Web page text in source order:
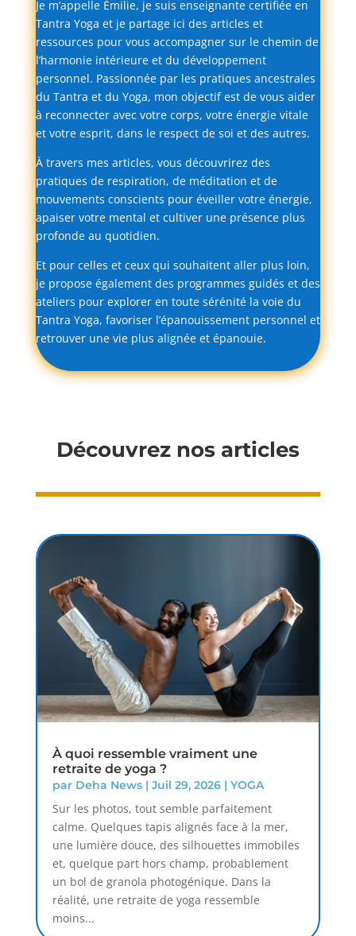
Je m’appelle Émilie, je suis enseignante certifiée en
Tantra Yoga et je partage ici des articles et
ressources pour vous accompagner sur le chemin de
l’harmonie intérieure et du développement
personnel. Passionnée par les pratiques ancestrales
du Tantra et du Yoga, mon objectifest de vous aider
à reconnecter avec votre corps, votre énergie vitale
et votre esprit, dans le respect de soi et des autres.
À travers mes articles, vous découvrirez des
pratiques de respiration, de méditation et de
mouvements conscients pour éveiller votre énergie,
apaiser votre mental et cultiver une présence plus
profonde au quotidien.
Et pour celles et ceux qui souhaitent aller plus loin,
je propose également des programmes guidés et des
ateliers pour explorer en toute sérénité la voie du
Tantra Yoga, favoriser l’épanouissement personnel et
retrouver une vie plus alignée et épanouie.
Découvrez nos articles
À quoi ressemble vraiment une
retraite de yoga ?
par Deha News| Juil 29, 2026| YOGA
Sur les photos, tout semble parfaitement
calme. Quelques tapis alignés face à la mer,
une lumière douce, des silhouettes immobiles
et, quelque part hors champ, probablement
un bol de granola photogénique. Dans la
réalité, une retraite de yoga ressemble
moins...